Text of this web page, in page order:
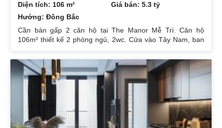
Diện tích: 106 m²
Giá bán: 5.3 tỷ
Hướng: Đông Bắc
Cần bán gấp 2 căn hộ tại The Manor Mễ Trì. Căn hộ
106m² thiết kế 2 phòng ngủ, 2wc. Cửa vào Tây Nam, ban
189m² thiết kế 3 phòng ngủ, 2wc, 2 gác xép. Nhà đang ở.
Giá bán 7,4 tỷ. Cả 2 căn chủ nhà đều để lại toàn bộ nội
thất. Xem nhà liên hệ: 0832133366